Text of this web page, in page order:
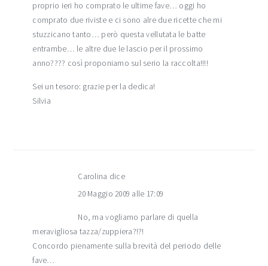
proprio ieri ho comprato le ultime fave… oggi ho
comprato due riviste e ci sono alre due ricette che mi
stuzzicano tanto… però questa vellutata le batte
entrambe… le altre due le lascio per il prossimo
anno???? così proponiamo sul serio la raccolta!!!!
Sei un tesoro: grazie per la dedica!
Silvia
Carolina dice
20 Maggio 2009 alle 17:09
No, ma vogliamo parlare di quella
meravigliosa tazza/zuppiera?!?!
Concordo pienamente sulla brevità del periodo delle
fave…